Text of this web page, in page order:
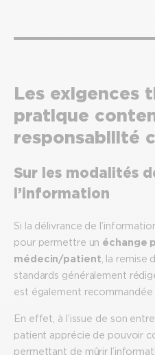
Les exigences
pratique
responsabilité
Sur les modalités
l’information
Si la délivrance de
pour permettre un échange
médecin/patient , la
standards généralement
est également
En effet, à l’issue de son
patient apprécie de pouvoir
permettant de mûrir